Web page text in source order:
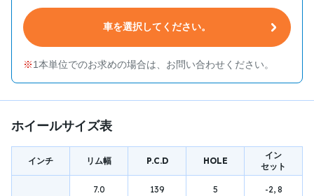
車を選択してください。
1本単位でのお求めの場合は、お問い合わせください。
ホイールサイズ表
インチ リム幅 P.C.D HOLE
イン
セット
7.0 139 5 -2, 8